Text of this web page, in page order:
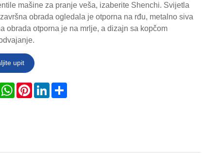
mašine za pranje veša, izaberite Shenchi. Svijetla
obrada ogledala je otporna na rđu, metalno siva
obrada otporna je na mrlje, a dizajn sa kopčom
upit
WhatsApp
PinterestLinkedInShare